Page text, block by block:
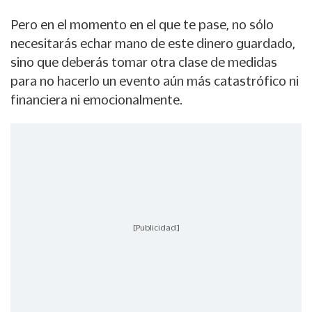
Pero en el momento en el que te pase, no sólo
necesitarás echar mano de este dinero guardado,
sino que deberás tomar otra clase de medidas
para no hacerlo un evento aún más catastrófico ni
financiera ni emocionalmente.
[Publicidad]